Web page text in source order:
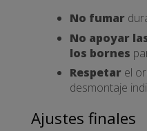
No fumar
No apoyar
los bornes
Respetar el
desmontaje
Ajustes finales